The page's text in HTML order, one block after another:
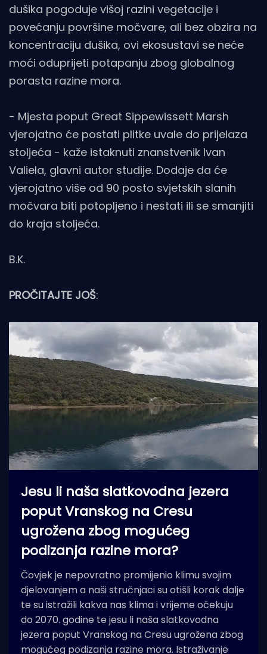
dušika pogoduje višoj razini vegetacije i
povećanju površine močvare, ali bez obzira na
koncentraciju dušika, ovi ekosustavi se neće
moći oduprijeti potapanju zbog globalnog
porasta razine mora.
- Mjesta poput Great Sippewissett Marsh
vjerojatno će postati plitke uvale do prijelaza
stoljeća - kaže istaknuti znanstvenik Ivan
Valiela, glavni autor studije. Dodaje da će
vjerojatno više od 90 posto svjetskih slanih
močvara biti potopljeno i nestati ili se smanjiti
do kraja stoljeća.
B.K.
PROČITAJTE JOŠ:
Jesu li naša slatkovodna jezera
poput Vranskog na Cresu
ugrožena zbog mogućeg
podizanja razine mora?
Čovjek je nepovratno promijenio klimu svojim
djelovanjem a naši stručnjaci su otišli korak dalje
te su istražili kakva nas klima i vrijeme očekuju
do 2070. godine te jesu li naša slatkovodna
jezera poput Vranskog na Cresu ugrožena zbog
mogućeg podizanja razine mora. Istraživanje